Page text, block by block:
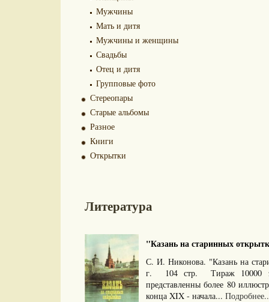
Мужчины
Мать и дитя
Мужчины и женщины
Свадьбы
Отец и дитя
Групповые фото
Стереопары
Старые альбомы
Разное
Книги
Открытки
Литература
"Казань на старинных
С. И. Никонова. "Казань на
г. 104 стр. Тираж
представленны более 80
конца XIX - начала...